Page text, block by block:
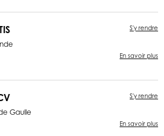
S'y rendre
En savoir plus
Gaulle
S'y rendre
En savoir plus